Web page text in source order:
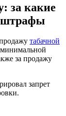
за какие
штрафы
табачной
за продажу
запрет